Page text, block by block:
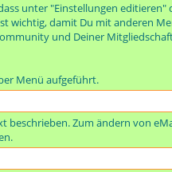
unter "Einstellungen editieren"
wichtig, damit Du mit anderen
und Deiner
Menü aufgeführt.
beschrieben. Zum ändern von